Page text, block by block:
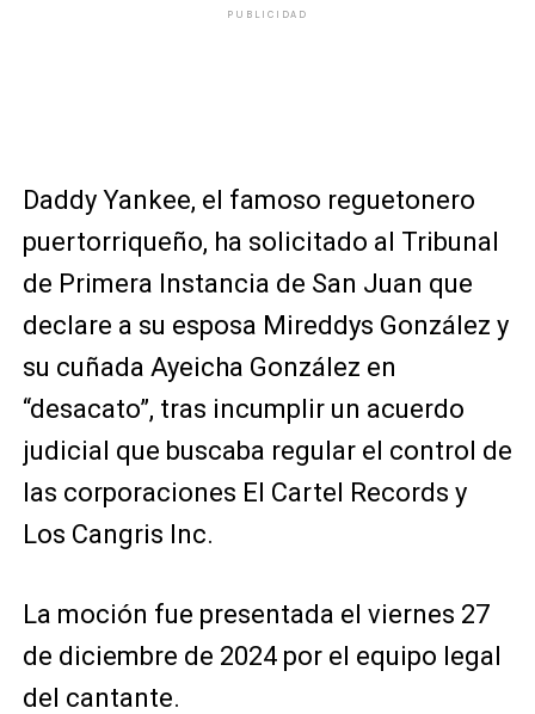
PUBLICIDAD
Daddy Yankee, el famoso reguetonero
puertorriqueño, ha solicitado al Tribunal
de Primera Instancia de San Juan que
declare a su esposa Mireddys González y
su cuñada Ayeicha González en
“desacato”, tras incumplir un acuerdo
judicial que buscaba regular el control de
las corporaciones El Cartel Records y
Los Cangris Inc.
La moción fue presentada el viernes 27
de diciembre de 2024 por el equipo legal
del cantante.